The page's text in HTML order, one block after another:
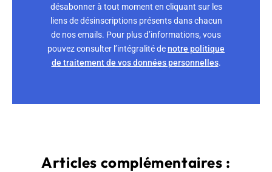
désabonner à tout moment en cliquant sur les
liens de désinscriptions présents dans chacun
de nos emails. Pour plus d’informations, vous
pouvez consulter l’intégralité denotre politique
de traitement de vos données personnelles.
Articles complémentaires :